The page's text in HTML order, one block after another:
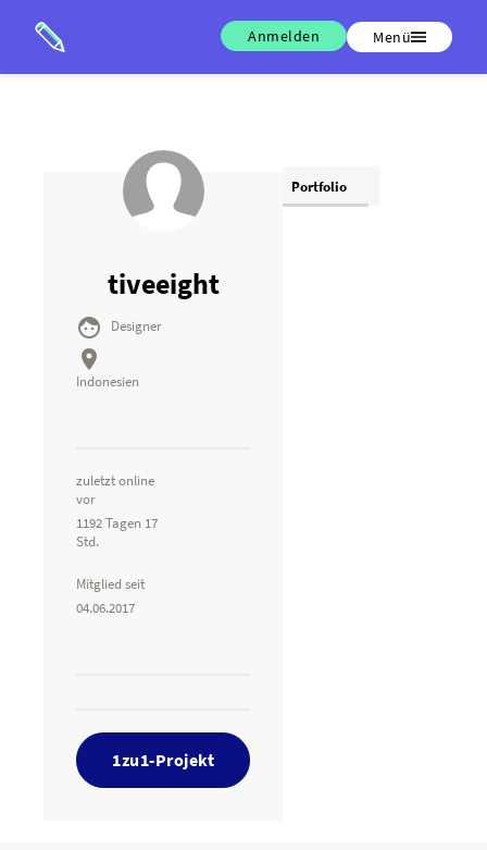
Anmelden Menü
tiveeight
 Designer

Indonesien
zuletzt online
vor
1192 Tagen 17
Std.
Mitglied seit
04.06.2017
1zu1-Projekt
Portfolio